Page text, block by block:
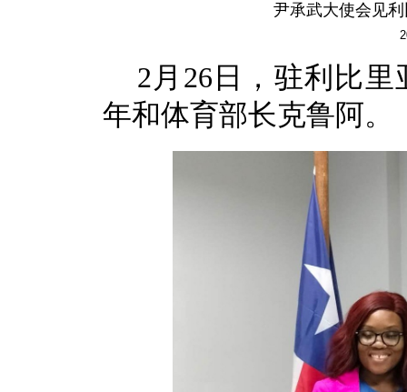
尹承武大使会见
2月26日，驻利比
年和体育部长克鲁阿。